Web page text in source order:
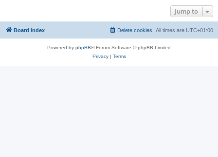
Jump to
Board index All times are UTC+01:00
Delete cookies
Powered by phpBB® Forum Software © phpBB Limited
Privacy| Terms